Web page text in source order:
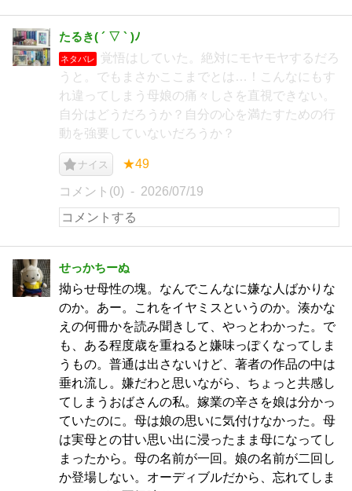
たるき( ´ ▽ ` )ﾉ
ネタバレ
覚悟はしていた。絶対にモヤモヤするだろ
うと。でもまさかここまでとは…！こんなにもす
れ違ってしまう母娘の痛々しさを直視できない。
自分はどうだろうか？自分の心を満たすための行
動を強要していないだろうか？
ナイス ★49
コメント(0) 2026/07/19
せっかちーぬ
拗らせ母性の塊。なんでこんなに嫌な人ばかりな
のか。あー。これをイヤミスというのか。湊かな
えの何冊かを読み聞きして、やっとわかった。で
も、ある程度歳を重ねると嫌味っぽくなってしま
うもの。普通は出さないけど、著者の作品の中は
垂れ流し。嫌だわと思いながら、ちょっと共感し
てしまうおばさんの私。嫁業の辛さを娘は分かっ
ていたのに。母は娘の思いに気付けなかった。母
は実母との甘い思い出に浸ったまま母になってし
まったから。母の名前が一回。娘の名前が二回し
か登場しない。オーディブルだから、忘れてしま